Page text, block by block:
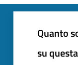
Quanto
su